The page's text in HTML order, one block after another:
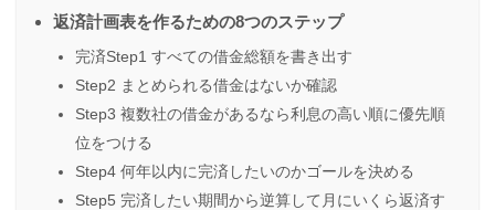
返済計画表を作るための8つのステップ
完済Step1 すべての借金総額を書き出す
Step2 まとめられる借金はないか確認
Step3 複数社の借金があるなら利息の高い順に優先順
位をつける
Step4 何年以内に完済したいのかゴールを決める
Step5 完済したい期間から逆算して月にいくら返済す